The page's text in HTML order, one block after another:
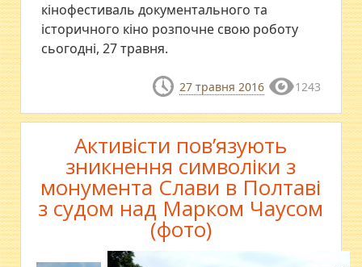
кінофестиваль документального та
історичного кіно розпочне свою роботу
сьогодні, 27 травня.
27 травня 2016 1243
Активісти пов’язують
зникнення символіки з
монумента Слави в Полтаві
з судом над Марком Чаусом
(фото)